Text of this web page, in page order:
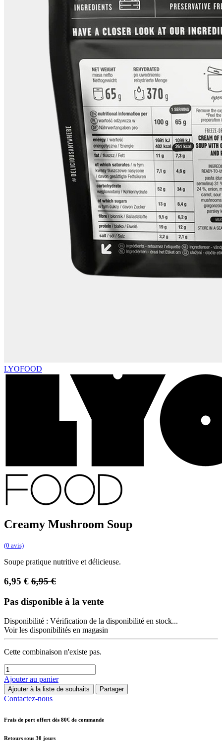
LYOFOOD
Creamy Mushroom Soup
(0 avis)
Soupe pratique nutritive et délicieuse.
6,95 € 6,95€
Pas disponible à la vente
Disponibilité : Vérification de la disponibilité en stock...
Voir les disponibilités en magasin
Cette combinaison n'existe pas.
Ajouter au panier
Ajouter à la liste de souhaits Partager
Contactez-nous
Frais de port offert dès 80€ de commande
Retours sous 30 jours